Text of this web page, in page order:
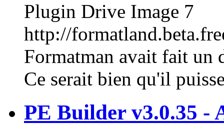
Plugin Drive Image 7
http://
Formatman avait fait un
Ce serait bien qu'il
PE Builder v3.0.35 -